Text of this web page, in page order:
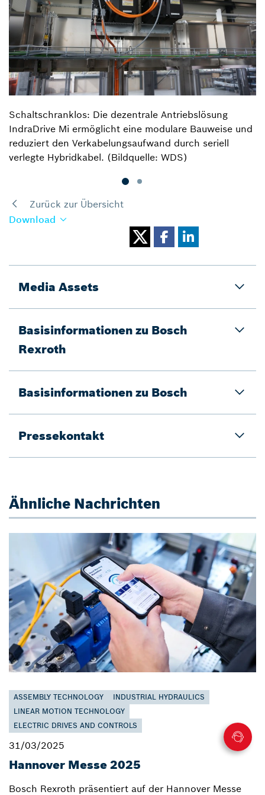
Schaltschranklos: Die dezentrale Antriebslösung
IndraDrive Mi ermöglicht eine modulare Bauweise und
reduziert den Verkabelungsaufwand durch seriell
verlegte Hybridkabel. (Bildquelle: WDS)
Zurück zur Übersicht
Download
Media Assets
Basisinformationen zu Bosch
Rexroth
Basisinformationen zu Bosch
Pressekontakt
Ähnliche Nachrichten
ASSEMBLY TECHNOLOGY
INDUSTRIAL HYDRAULICS
LINEAR MOTION TECHNOLOGY
ELECTRIC DRIVES AND CONTROLS
31/03/2025
Hannover Messe 2025
Bosch Rexroth präsentiert auf der Hannover Messe